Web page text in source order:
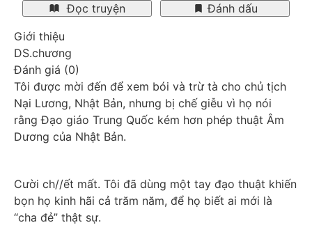
Đọc truyện
Đánh dấu
Giới thiệu
DS.chương
Đánh giá (0)
Tôi được mời đến để xem bói và trừ tà cho chủ tịch
Nại Lương, Nhật Bản, nhưng bị chế giễu vì họ nói
rằng Đạo giáo Trung Quốc kém hơn phép thuật Âm
Dương của Nhật Bản.
Cười ch//ết mất. Tôi đã dùng một tay đạo thuật khiến
bọn họ kinh hãi cả trăm năm, để họ biết ai mới là
“cha đẻ” thật sự.